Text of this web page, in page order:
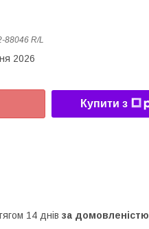
88046 R/L
2026
Купити з
14 днів за домовленістю